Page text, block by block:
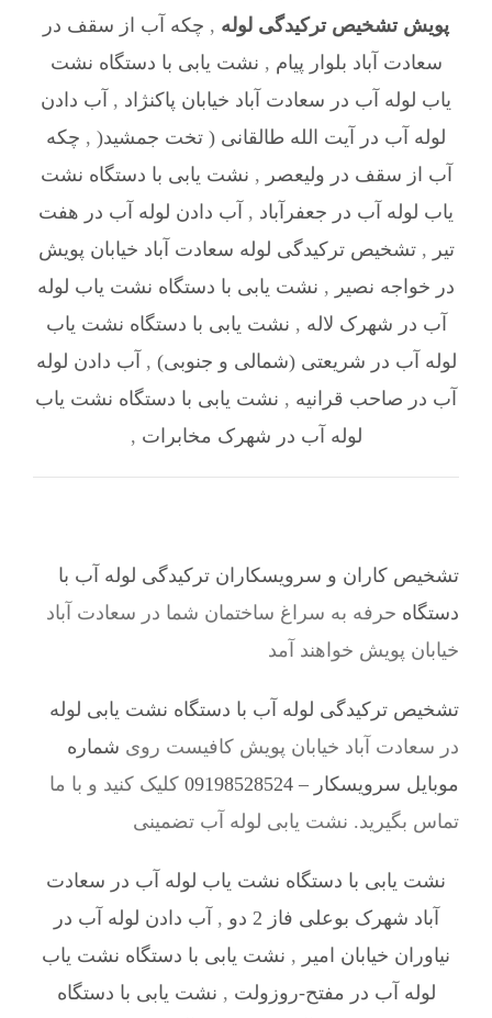
پویش تشخیص ترکیدگی لوله , چکه آب از سقف در
سعادت آباد بلوار پیام , نشت یابی با دستگاه نشت
یاب لوله آب در سعادت آباد خیابان پاکنژاد , آب دادن
لوله آب در آیت الله طالقانی ( تخت جمشید( , چکه
آب از سقف در ولیعصر , نشت یابی با دستگاه نشت
یاب لوله آب در جعفرآباد , آب دادن لوله آب در هفت
تیر ,تشخیص ترکیدگی لوله سعادت آباد خیابان پویش
در خواجه نصیر , نشت یابی با دستگاه نشت یاب لوله
آب در شهرک لاله , نشت یابی با دستگاه نشت یاب
لوله آب در شریعتی (شمالی و جنوبی) , آب دادن لوله
آب در صاحب‌ قرانیه , نشت یابی با دستگاه نشت یاب
لوله آب در شهرک مخابرات ,
تشخیص کاران و سرویسکاران ترکیدگی لوله آب با
دستگاه حرفه به سراغ ساختمان شما در سعادت آباد
خیابان پویش خواهند آمد
تشخیص ترکیدگی لوله آب با دستگاه نشت یابی لوله
در سعادت آباد خیابان پویش کافیست روی شماره
موبایل سرویسکار – 09198528524
کلیک کنید و با ما
تماس بگیرید. نشت یابی لوله آب تضمینی
نشت یابی با دستگاه نشت یاب لوله آب در سعادت
آباد شهرک بوعلی فاز 2 دو
, آب دادن لوله آب در
نیاوران خیابان امیر , نشت یابی با دستگاه نشت یاب
لوله آب در مفتح-روزولت , نشت یابی با دستگاه